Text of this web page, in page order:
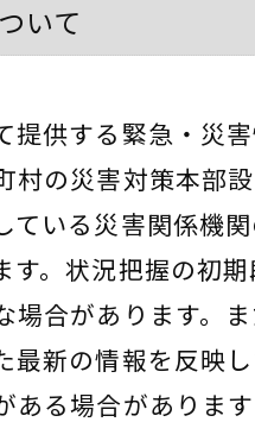
いて
提供する緊急・災
村の災害対策本部
ている災害関係機
す。状況把握の初
場合があります。
最新の情報を反映
ある場合がありま